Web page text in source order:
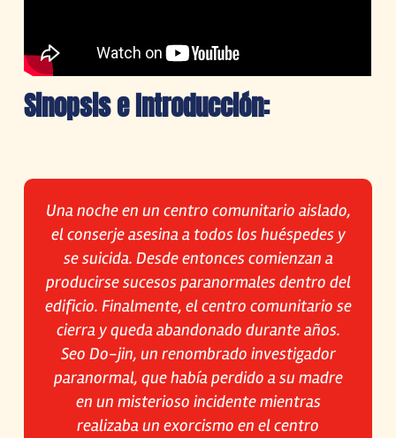
Sinopsis e Introducción:
Una noche en un centro comunitario aislado,
el conserje asesina a todos los huéspedes y
se suicida. Desde entonces comienzan a
producirse sucesos paranormales dentro del
edificio. Finalmente, el centro comunitario se
cierra y queda abandonado durante años.
Seo Do-jin, un renombrado investigador
paranormal, que había perdido a su madre
en un misterioso incidente mientras
realizaba un exorcismo en el centro